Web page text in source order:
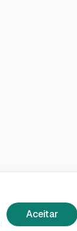
Aceitar